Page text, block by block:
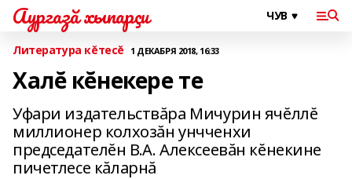
Аургазă хыпарçи
Литература кĕтесĕ 1 ДЕКАБРЯ 2018, 16:33
Халĕ кĕнекере те
Уфари издательствăра Мичурин ячĕллĕ
миллионер колхозăн унчченхи
председателĕн В.А. Алексеевăн кĕнекине
пичетлесе кăларнă